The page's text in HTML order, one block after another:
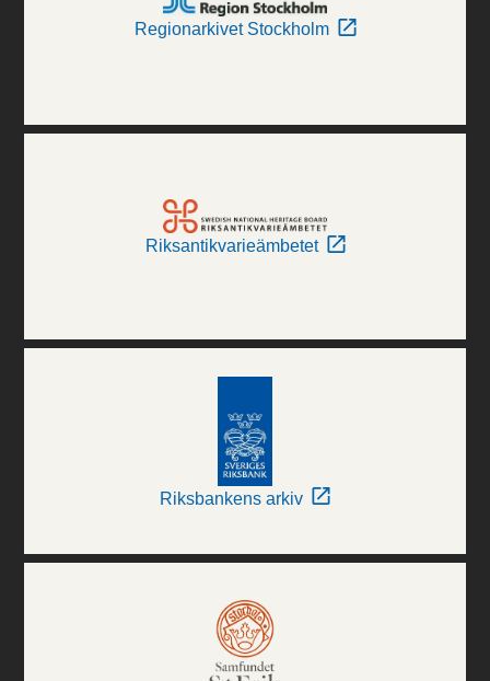
Regionarkivet Stockholm
Riksantikvarieämbetet
Riksbankens arkiv